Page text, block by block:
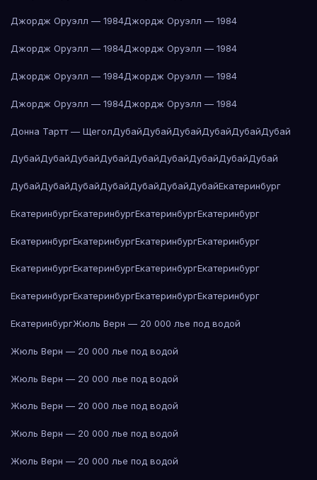
Джордж Оруэлл — 1984Джордж Оруэлл — 1984
Джордж Оруэлл — 1984Джордж Оруэлл — 1984
Джордж Оруэлл — 1984Джордж Оруэлл — 1984
Джордж Оруэлл — 1984Джордж Оруэлл — 1984
Донна Тартт — ЩеголДубайДубайДубайДубайДубайДубай
ДубайДубайДубайДубайДубайДубайДубайДубайДубай
ДубайДубайДубайДубайДубайДубайДубайЕкатеринбург
ЕкатеринбургЕкатеринбургЕкатеринбургЕкатеринбург
ЕкатеринбургЕкатеринбургЕкатеринбургЕкатеринбург
ЕкатеринбургЕкатеринбургЕкатеринбургЕкатеринбург
ЕкатеринбургЕкатеринбургЕкатеринбургЕкатеринбург
ЕкатеринбургЖюль Верн — 20 000 лье под водой
Жюль Верн — 20 000 лье под водой
Жюль Верн — 20 000 лье под водой
Жюль Верн — 20 000 лье под водой
Жюль Верн — 20 000 лье под водой
Жюль Верн — 20 000 лье под водой